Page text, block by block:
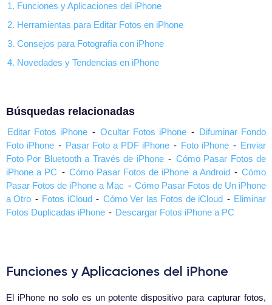
1. Funciones y Aplicaciones del iPhone
2. Herramientas para Editar Fotos en iPhone
3. Consejos para Fotografía con iPhone
4. Novedades y Tendencias en iPhone
Búsquedas relacionadas
Editar Fotos iPhone - Ocultar Fotos iPhone - Difuminar Fondo
Foto iPhone - Pasar Foto a PDF iPhone - Foto iPhone - Enviar
Foto Por Bluetooth a Través de iPhone - Cómo Pasar Fotos de
iPhone a PC - Cómo Pasar Fotos de iPhone a Android - Cómo
Pasar Fotos de iPhone a Mac - Cómo Pasar Fotos de Un iPhone
a Otro - Fotos iCloud - Cómo Ver las Fotos de iCloud - Eliminar
Fotos Duplicadas iPhone - Descargar Fotos iPhone a PC
Funciones y Aplicaciones del iPhone
El iPhone no solo es un potente dispositivo para capturar fotos,